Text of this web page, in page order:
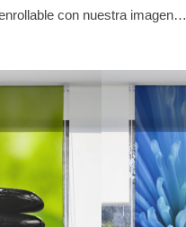
con nuestra imagen…